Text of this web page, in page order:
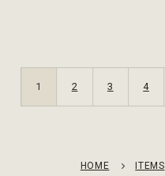
1 2 3 4
HOME ITEMS